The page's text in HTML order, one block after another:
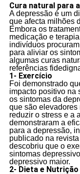
Cura natural para
A depressão é um
que afecta milhões
Embora os
medicação e
indivíduos
para aliviar os
algumas curas
referências
1- Exercício
Foi demonstrado
impacto positivo na
os sintomas da
que são elevadores
reduzir o stress e a
demonstraram a
para a depressão,
publicado na revista
descobriu que o
sintomas
depressivo maior.
2- Dieta e Nutrição